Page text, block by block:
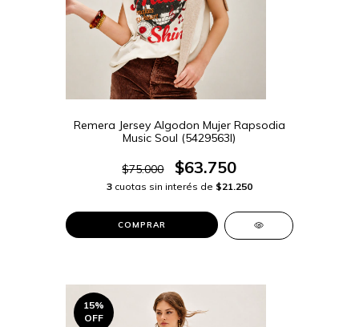
Remera Jersey Algodon Mujer Rapsodia
Music Soul (5429563I)
$75.000 $63.750
3 cuotas sin interés de $21.250
COMPRAR
15%
OFF